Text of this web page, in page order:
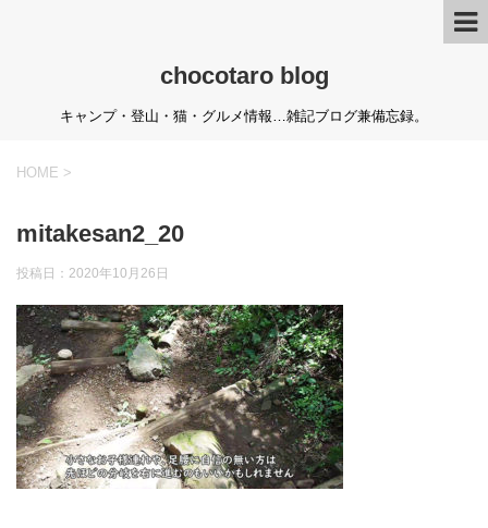
chocotaro blog
キャンプ・登山・猫・グルメ情報…雑記ブログ兼備忘録。
HOME >
mitakesan2_20
投稿日： 2020年10月26日